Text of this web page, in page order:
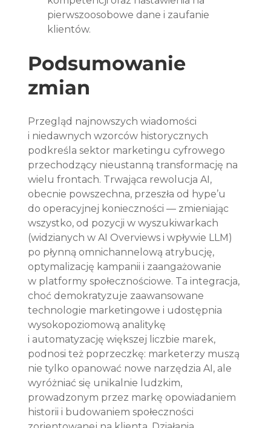
pierwszoosobowe dane i zaufanie
klientów.
Podsumowanie
zmian
Przegląd najnowszych wiadomości
i niedawnych wzorców historycznych
podkreśla sektor marketingu cyfrowego
przechodzący nieustanną transformację na
wielu frontach. Trwająca rewolucja AI,
obecnie powszechna, przeszła od hype’u
do operacyjnej konieczności — zmieniając
wszystko, od pozycji w wyszukiwarkach
(widzianych w AI Overviews i wpływie LLM)
po płynną omnichannelową atrybucję,
optymalizację kampanii i zaangażowanie
w platformy społecznościowe. Ta integracja,
choć demokratyzuje zaawansowane
technologie marketingowe i udostępnia
wysokopoziomową analitykę
i automatyzację większej liczbie marek,
podnosi też poprzeczkę: marketerzy muszą
nie tylko opanować nowe narzędzia AI, ale
wyróżniać się unikalnie ludzkim,
prowadzonym przez markę opowiadaniem
historii i budowaniem społeczności